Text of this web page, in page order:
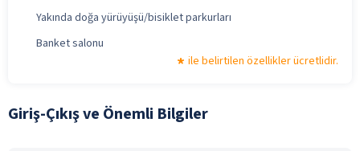
Yakında doğa yürüyüşü/bisiklet parkurları
Banket salonu
ile belirtilen özellikler ücretlidir.
Giriş-Çıkış ve Önemli Bilgiler